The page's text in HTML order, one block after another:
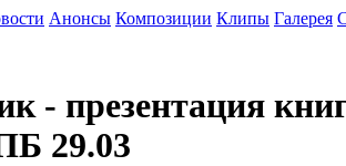
Анонсы Композиции Клипы Галерея
- презентация
29.03